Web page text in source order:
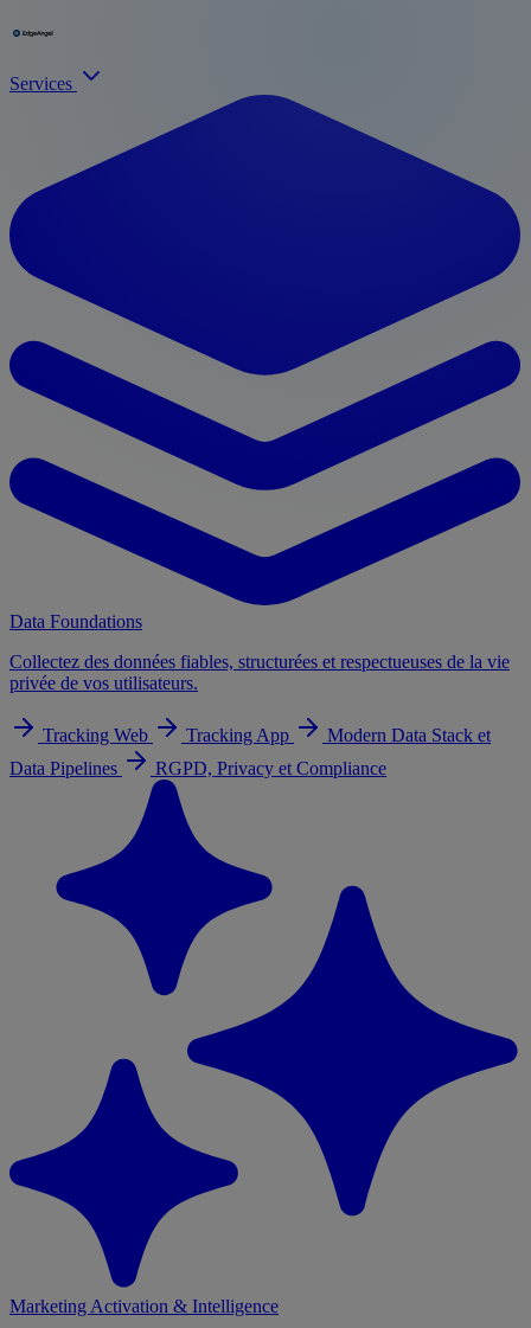
Services
Data Foundations
Collectez des données fiables, structurées et respectueuses de la vie
privée de vos utilisateurs.
Tracking Web Tracking App
Modern Data Stack et
Data Pipelines
RGPD, Privacy et Compliance
Marketing Activation & Intelligence